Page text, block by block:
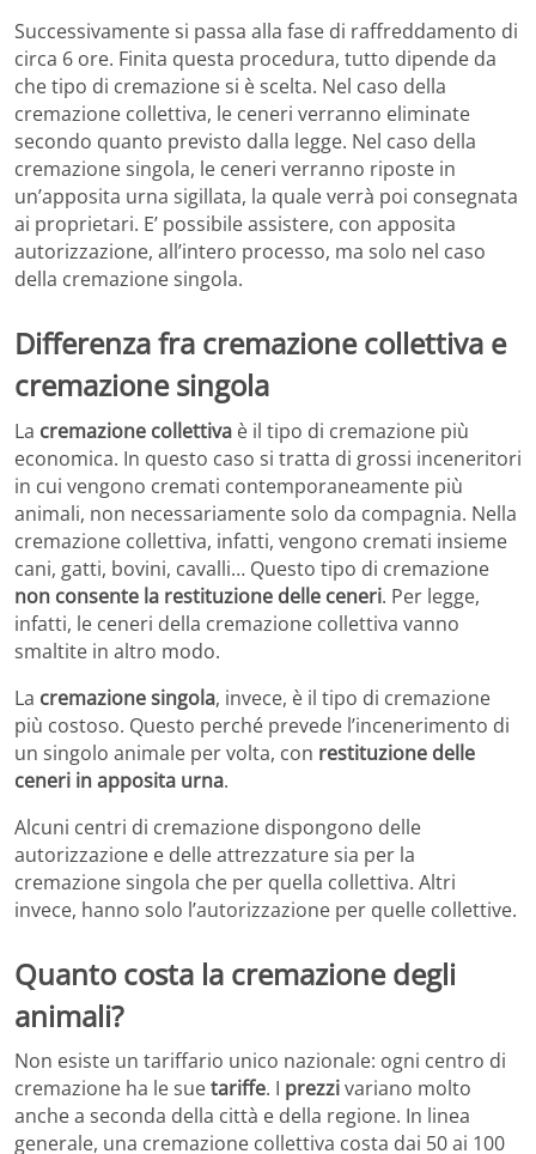
Successivamente si passa alla fase di raffreddamento di
circa 6 ore. Finita questa procedura, tutto dipende da
che tipo di cremazione si è scelta. Nel caso della
cremazione collettiva, le ceneri verranno eliminate
secondo quanto previsto dalla legge. Nel caso della
cremazione singola, le ceneri verranno riposte in
un’apposita urna sigillata, la quale verrà poi consegnata
ai proprietari. E’ possibile assistere, con apposita
autorizzazione, all’intero processo, ma solo nel caso
della cremazione singola.
Differenza fra cremazione collettiva e
cremazione singola
La cremazione collettiva è il tipo di cremazione più
economica. In questo caso si tratta di grossi inceneritori
in cui vengono cremati contemporaneamente più
animali, non necessariamente solo da compagnia. Nella
cremazione collettiva, infatti, vengono cremati insieme
cani, gatti, bovini, cavalli… Questo tipo di cremazione
non consente la restituzione delle ceneri. Per legge,
infatti, le ceneri della cremazione collettiva vanno
smaltite in altro modo.
La cremazione singola, invece, è il tipo di cremazione
più costoso. Questo perché prevede l’incenerimento di
un singolo animale per volta, con restituzione delle
ceneri in apposita urna.
Alcuni centri di cremazione dispongono delle
autorizzazione e delle attrezzature sia per la
cremazione singola che per quella collettiva. Altri
invece, hanno solo l’autorizzazione per quelle collettive.
Quanto costa la cremazione degli
animali?
Non esiste un tariffario unico nazionale: ogni centro di
cremazione ha le suetariffe. I prezzivariano molto
anche a seconda della città e della regione. In linea
generale, una cremazione collettiva costa dai 50 ai 100